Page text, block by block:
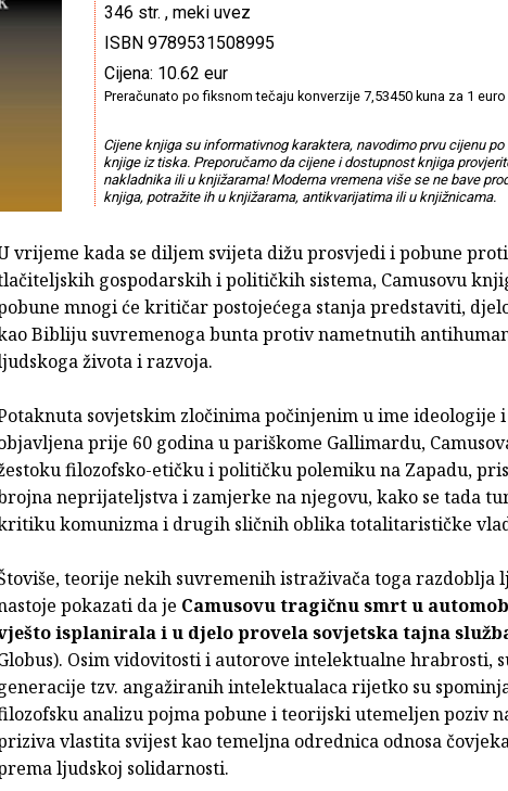
346 str. , meki uvez
ISBN 9789531508995
Cijena: 10.62 eur
Preračunato po fiksnom tečaju konverzije 7,53450 kuna za 1 euro
Cijene knjiga su informativnog karaktera, navodimo prvu cijenu po
knjige iz tiska. Preporučamo da cijene i dostupnost knjiga
nakladnika ili u knjižarama! Moderna vremena više se ne bave
knjiga, potražite ih u knjižarama, antikvarijatima ili u knjižnicama.
vrijeme kada se diljem svijeta dižu prosvjedi i pobune
gospodarskih i političkih sistema, Camusovu
mnogi će kritičar postojećega stanja predstaviti,
Bibliju suvremenoga bunta protiv nametnutih
života i razvoja.
sovjetskim zločinima počinjenim u ime ideologije
prije 60 godina u pariškome Gallimardu,
filozofsko-etičku i političku polemiku na Zapadu,
neprijateljstva i zamjerke na njegovu, kako se tada
komunizma i drugih sličnih oblika totalitarističke
teorije nekih suvremenih istraživača toga razdoblja
pokazati da je Camusovu tragičnu smrt u
isplanirala i u djelo provela sovjetska tajna
Osim vidovitosti i autorove intelektualne hrabrosti,
tzv. angažiranih intelektualaca rijetko su
analizu pojma pobune i teorijski utemeljen poziv
vlastita svijest kao temeljna odrednica odnosa
ljudskoj solidarnosti.